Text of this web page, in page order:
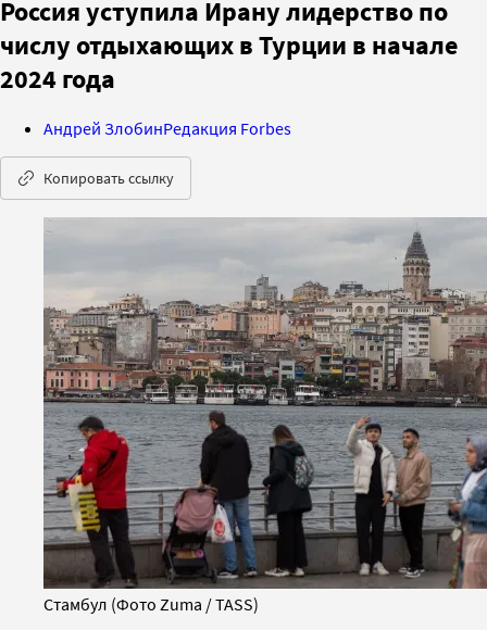
Россия уступила Ирану лидерство по
числу отдыхающих в Турции в начале
2024 года
Андрей ЗлобинРедакция Forbes
Копировать ссылку
Стамбул (Фото Zuma / TASS)